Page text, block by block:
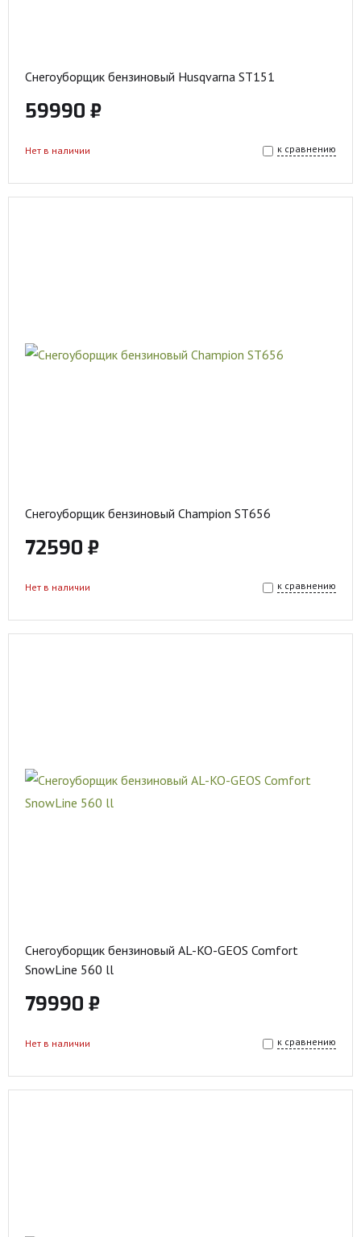
Снегоуборщик бензиновый Husqvarna ST151
59990 ₽
к сравнению
Нет в наличии
Снегоуборщик бензиновый Champion ST656
72590 ₽
к сравнению
Нет в наличии
Снегоуборщик бензиновый AL-KO-GEOS Comfort
SnowLine 560 ll
79990 ₽
к сравнению
Нет в наличии